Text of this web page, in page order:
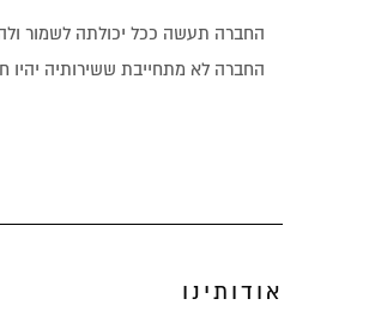
החברה תעשה ככל יכולתה לשמור
החברה לא מתחייבת ששירותיה יהיו
אודותינו